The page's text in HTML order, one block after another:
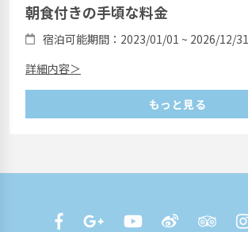
朝食付きの手頃な料金
宿泊可能期間：2023/01/01 ~ 2026/12/31
詳細内容＞
もっと見る